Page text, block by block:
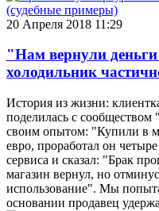
20 Апреля 2018 11:29
"Нам вернули деньги
холодильник
История из жизни:
поделилась с
своим опытом: "Купили в
евро, проработал он
сервиса и сказал: "Брак
магазин вернул, но
использование". Мы
основании продавец